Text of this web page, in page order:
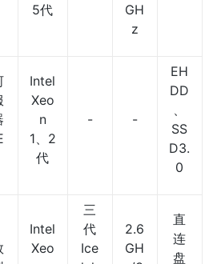
5代
GH
z
Intel
Xeo
n
1、2
代
- -
EH
DD
、
SS
D3.
0
Intel
Xeo
三
代
Ice
2.6
GH
直
连
盘